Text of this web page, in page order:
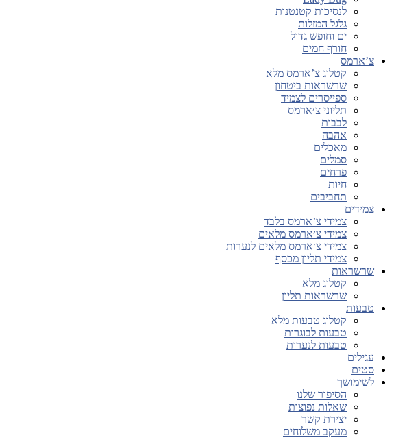
לנסיכות קטנטנות
גלגל המזלות
ים וחופש גדול
חורף חמים
צ’ארמס
קטלוג צ’ארמס מלא
שרשראות ביטחון
ספייסרים לצמיד
תליוני צ׳ארמס
לבבות
אהבה
מאכלים
סמלים
פרחים
חיות
תחביבים
צמידים
צמידי צ’ארמס בלבד
צמידי צ׳ארמס מלאים
צמידי צ׳ארמס מלאים לנערות
צמידי תליון מכסף
שרשראות
קטלוג מלא
שרשראות תליון
טבעות
קטלוג טבעות מלא
טבעות לבוגרות
טבעות לנערות
עגילים
סטים
לשימושך
הסיפור שלנו
שאלות נפוצות
יצירת קשר
מעקב משלוחים